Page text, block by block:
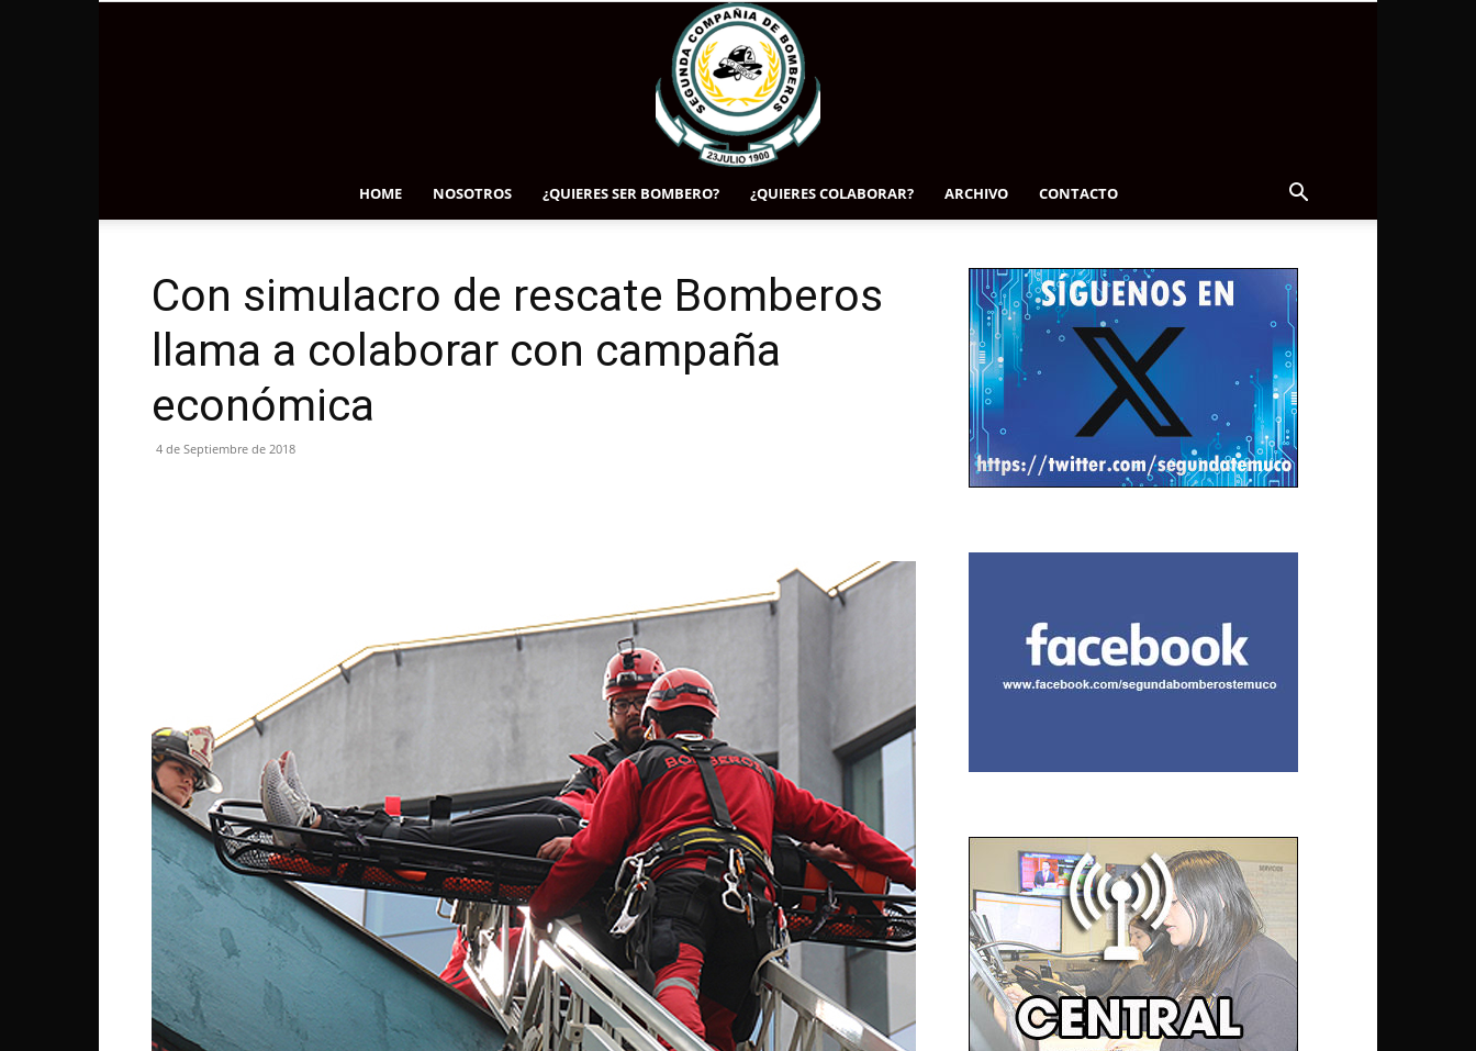
HOME NOSOTROS ¿QUIERES SER BOMBERO? ¿QUIERES COLABORAR? ARCHIVO CONTACTO
Con simulacro de rescate Bomberos
llama a colaborar con campaña
económica
4 de Septiembre de 2018